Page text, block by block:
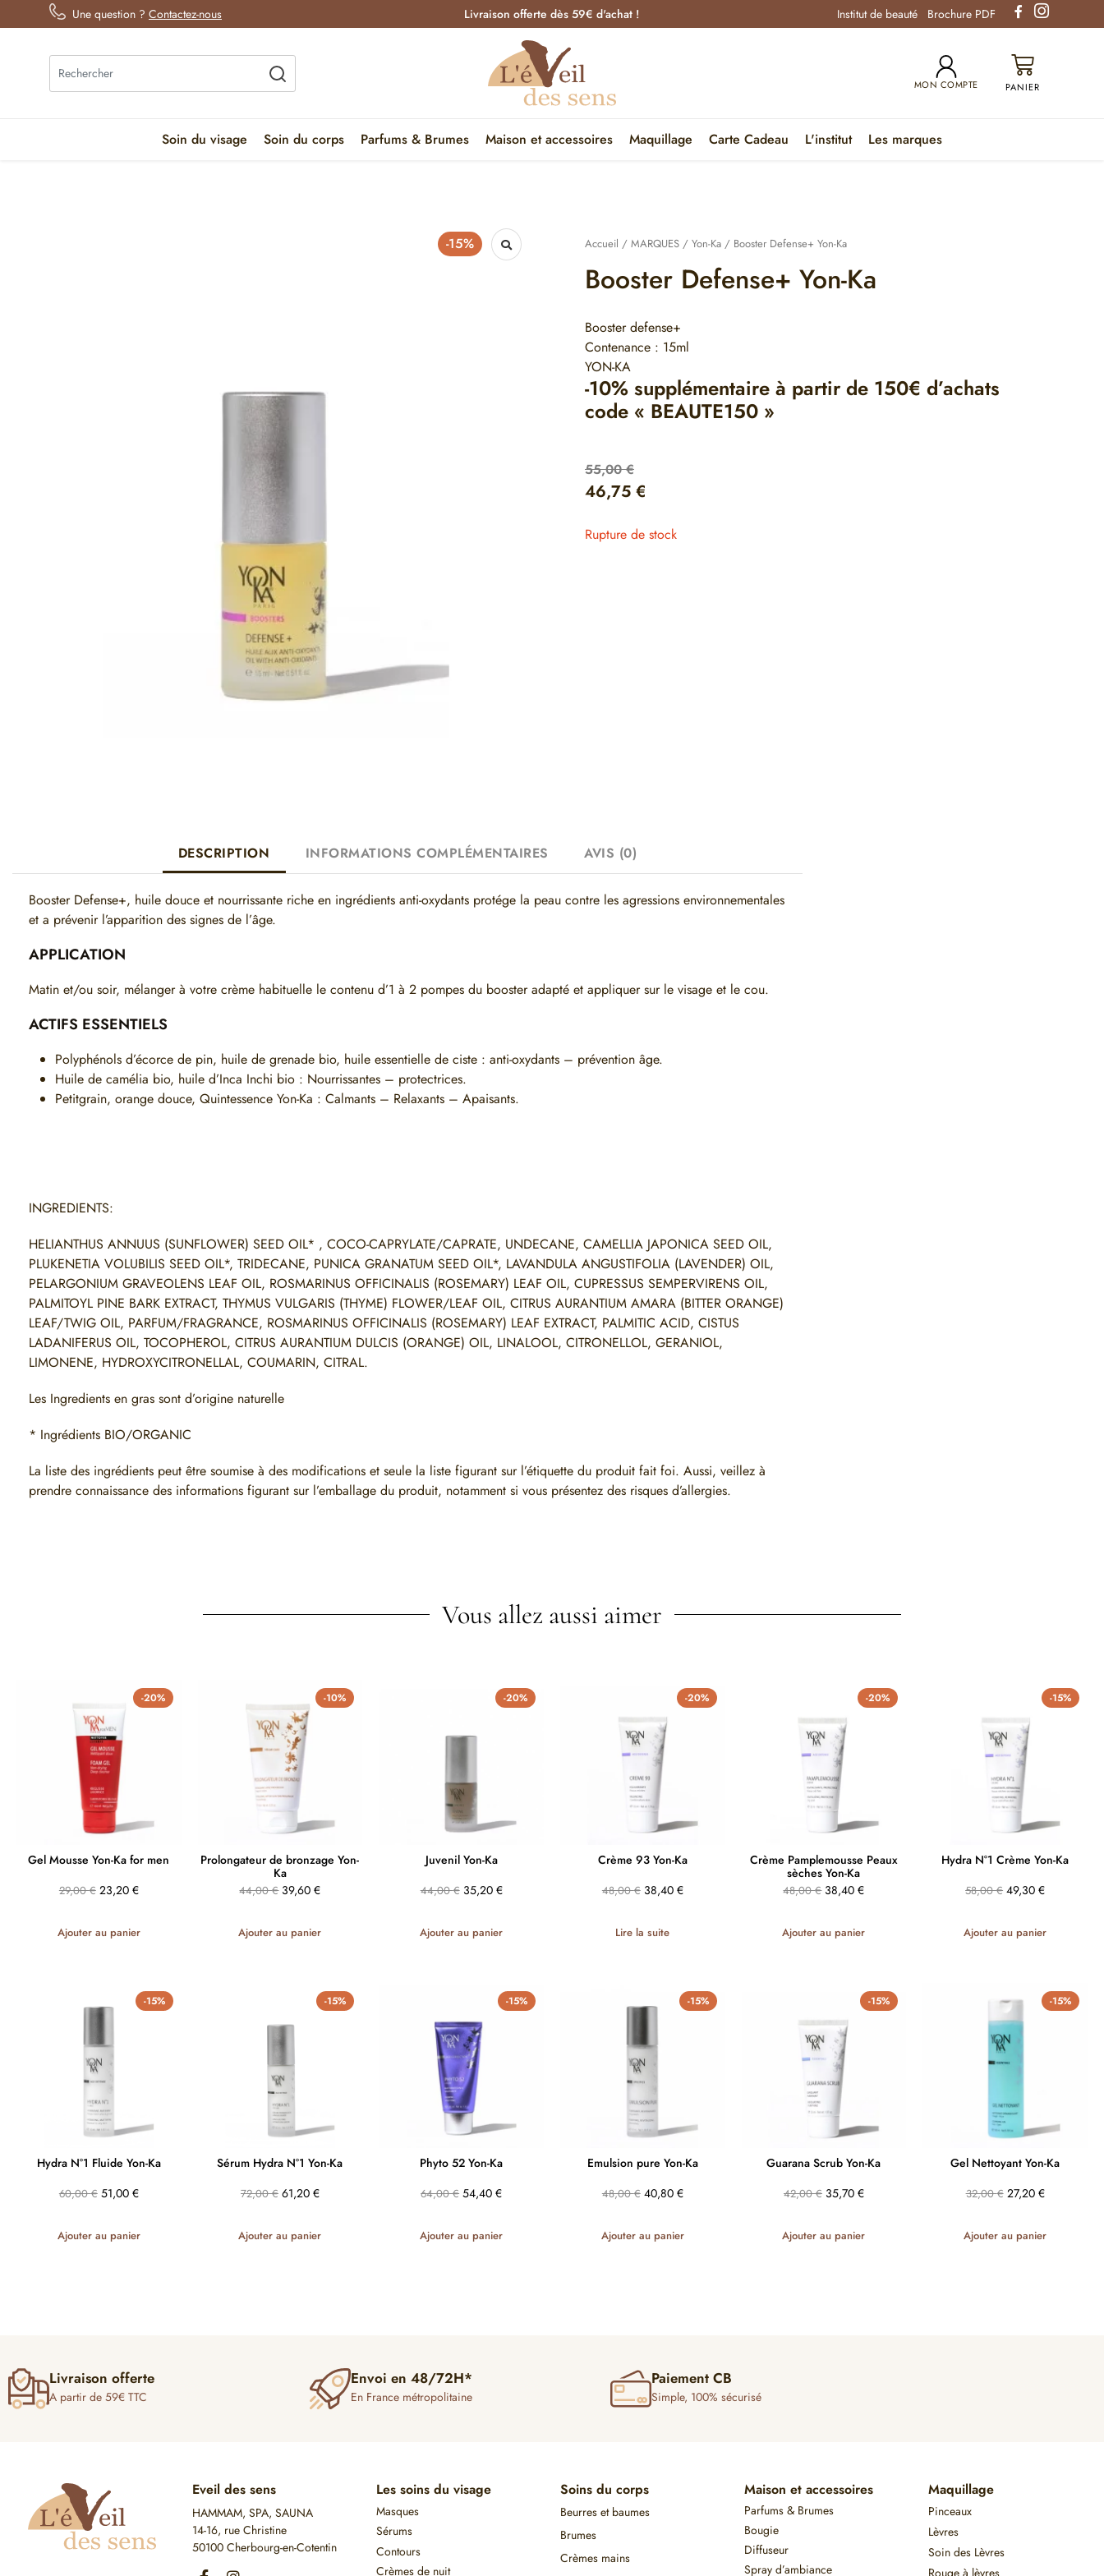
Une question ? Contactez-nous Livraison offerte dès 59€ d'achat ! Institut de beauté Brochure PDF
MON COMPTE
Soin du visage Soin du corps Parfums & Brumes Maison et accessoires Maquillage Carte Cadeau L'institut Les marques
-15% Accueil / MARQUES / Yon-Ka / Booster Defense+ Yon-Ka
Booster Defense+ Yon-Ka
Booster defense+
Contenance : 15ml
YON-KA
-10% supplémentaire à partir de 150€ d’achats
code « BEAUTE150 »
55,00€
46,75 €
Rupture de stock
DESCRIPTION INFORMATIONS COMPLÉMENTAIRES AVIS (0)
Booster Defense+, huile douce et nourrissante riche en ingrédients anti-oxydants protége la peau contre les agressions environnementales
et a prévenir l’apparition des signes de l’âge.
APPLICATION
Matin et/ou soir, mélanger à votre crème habituelle le contenu d’1 à 2 pompes du booster adapté et appliquer sur le visage et le cou.
ACTIFS ESSENTIELS
Polyphénols d’écorce de pin, huile de grenade bio, huile essentielle de ciste : anti-oxydants – prévention âge.
Huile de camélia bio, huile d’Inca Inchi bio : Nourrissantes – protectrices.
Petitgrain, orange douce, Quintessence Yon-Ka : Calmants – Relaxants – Apaisants.
INGREDIENTS:
HELIANTHUS ANNUUS (SUNFLOWER) SEED OIL* , COCO-CAPRYLATE/CAPRATE, UNDECANE, CAMELLIA JAPONICA SEED OIL,
PLUKENETIA VOLUBILIS SEED OIL*, TRIDECANE, PUNICA GRANATUM SEED OIL*, LAVANDULA ANGUSTIFOLIA (LAVENDER) OIL,
PELARGONIUM GRAVEOLENS LEAF OIL, ROSMARINUS OFFICINALIS (ROSEMARY) LEAF OIL, CUPRESSUS SEMPERVIRENS OIL,
PALMITOYL PINE BARK EXTRACT, THYMUS VULGARIS (THYME) FLOWER/LEAF OIL, CITRUS AURANTIUM AMARA (BITTER ORANGE)
LEAF/TWIG OIL, PARFUM/FRAGRANCE, ROSMARINUS OFFICINALIS (ROSEMARY) LEAF EXTRACT, PALMITIC ACID, CISTUS
LADANIFERUS OIL, TOCOPHEROL, CITRUS AURANTIUM DULCIS (ORANGE) OIL, LINALOOL, CITRONELLOL, GERANIOL,
LIMONENE, HYDROXYCITRONELLAL, COUMARIN, CITRAL.
Les Ingredients en gras sont d’origine naturelle
* Ingrédients BIO/ORGANIC
La liste des ingrédients peut être soumise à des modifications et seule la liste figurant sur l’étiquette du produit fait foi. Aussi, veillez à
prendre connaissance des informations figurant sur l’emballage du produit, notamment si vous présentez des risques d’allergies.
Vous allez aussi aimer
-20%
Gel Mousse Yon-Ka for men
29,00€ 23,20 €
Ajouter au panier
-10%
Prolongateur de bronzage Yon-
Ka
44,00€ 39,60€
Ajouter au panier
-20%
Juvenil Yon-Ka
44,00€ 35,20 €
Ajouter au panier
-20%
Crème 93 Yon-Ka
48,00€ 38,40 €
Lire la suite
-20%
Crème Pamplemousse Peaux
sèches Yon-Ka
48,00€ 38,40€
Ajouter au panier
-15%
Hydra N°1 Crème Yon-Ka
58,00€ 49,30€
Ajouter au panier
-15%
Hydra N°1 Fluide Yon-Ka
60,00€ 51,00 €
Ajouter au panier
-15%
Sérum Hydra N°1 Yon-Ka
72,00€ 61,20 €
Ajouter au panier
-15%
Phyto 52 Yon-Ka
64,00€ 54,40€
Ajouter au panier
-15%
Emulsion pure Yon-Ka
48,00€ 40,80 €
Ajouter au panier
-15%
Guarana Scrub Yon-Ka
42,00€ 35,70 €
Ajouter au panier
-15%
Gel Nettoyant Yon-Ka
32,00€ 27,20 €
Ajouter au panier
Livraison offerte
A partir de 59€ TTC
Envoi en 48/72H*
En France métropolitaine
Paiement CB
Simple, 100% sécurisé
Eveil des sens
HAMMAM, SPA, SAUNA
14-16, rue Christine
50100 Cherbourg-en-Cotentin
Les soins du visage
Masques
Sérums
Contours
Crèmes de nuit
Soins du corps
Beurres et baumes
Brumes
Crèmes mains
Maison et accessoires
Parfums & Brumes
Bougie
Diffuseur
Spray d’ambiance
Maquillage
Pinceaux
Lèvres
Soin des Lèvres
Rouge à lèvres